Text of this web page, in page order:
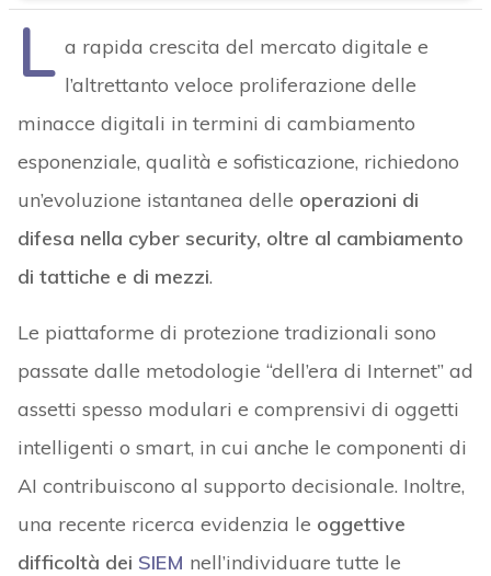
L a rapida crescita del mercato digitale e
l’altrettanto veloce proliferazione delle
minacce digitali in termini di cambiamento
esponenziale, qualità e sofisticazione, richiedono
un’evoluzione istantanea delle operazioni di
difesa nella cyber security, oltre al cambiamento
di tattiche e di mezzi.
Le piattaforme di protezione tradizionali sono
passate dalle metodologie “dell’era di Internet” ad
assetti spesso modulari e comprensivi di oggetti
intelligenti o smart, in cui anche le componenti di
AI contribuiscono al supporto decisionale. Inoltre,
una recente ricerca evidenzia le oggettive
difficoltà dei SIEM nell’individuare tutte le